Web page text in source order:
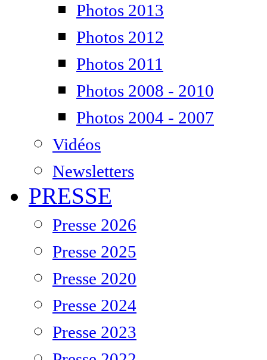
Photos 2013
Photos 2012
Photos 2011
Photos 2008 - 2010
Photos 2004 - 2007
Vidéos
Newsletters
PRESSE
Presse 2026
Presse 2025
Presse 2020
Presse 2024
Presse 2023